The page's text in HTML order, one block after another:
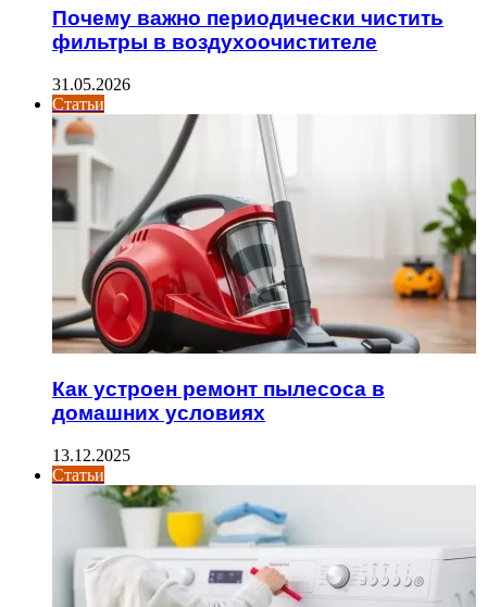
Почему важно периодически чистить
фильтры в воздухоочистителе
31.05.2026
Статьи
Как устроен ремонт пылесоса в
домашних условиях
13.12.2025
Статьи